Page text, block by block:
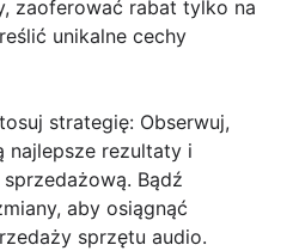
zaoferować rabat tylko na
unikalne cechy
strategię: Obserwuj,
najlepsze rezultaty i
Bądź
aby osiągnąć
sprzętu audio.